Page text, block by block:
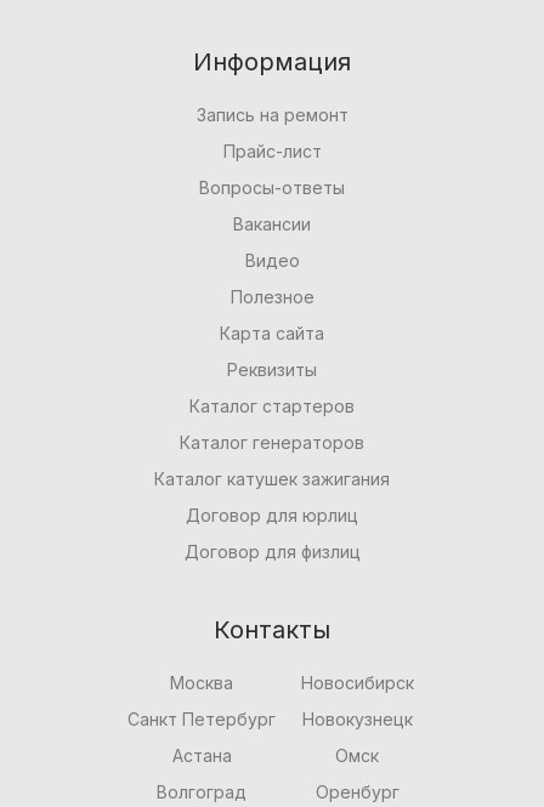
Информация
Запись на ремонт
Прайс-лист
Вопросы-ответы
Вакансии
Видео
Полезное
Карта сайта
Реквизиты
Каталог стартеров
Каталог генераторов
Каталог катушек зажигания
Договор для юрлиц
Договор для физлиц
Контакты
Москва
Санкт Петербург
Астана
Волгоград
Новосибирск
Новокузнецк
Омск
Оренбург